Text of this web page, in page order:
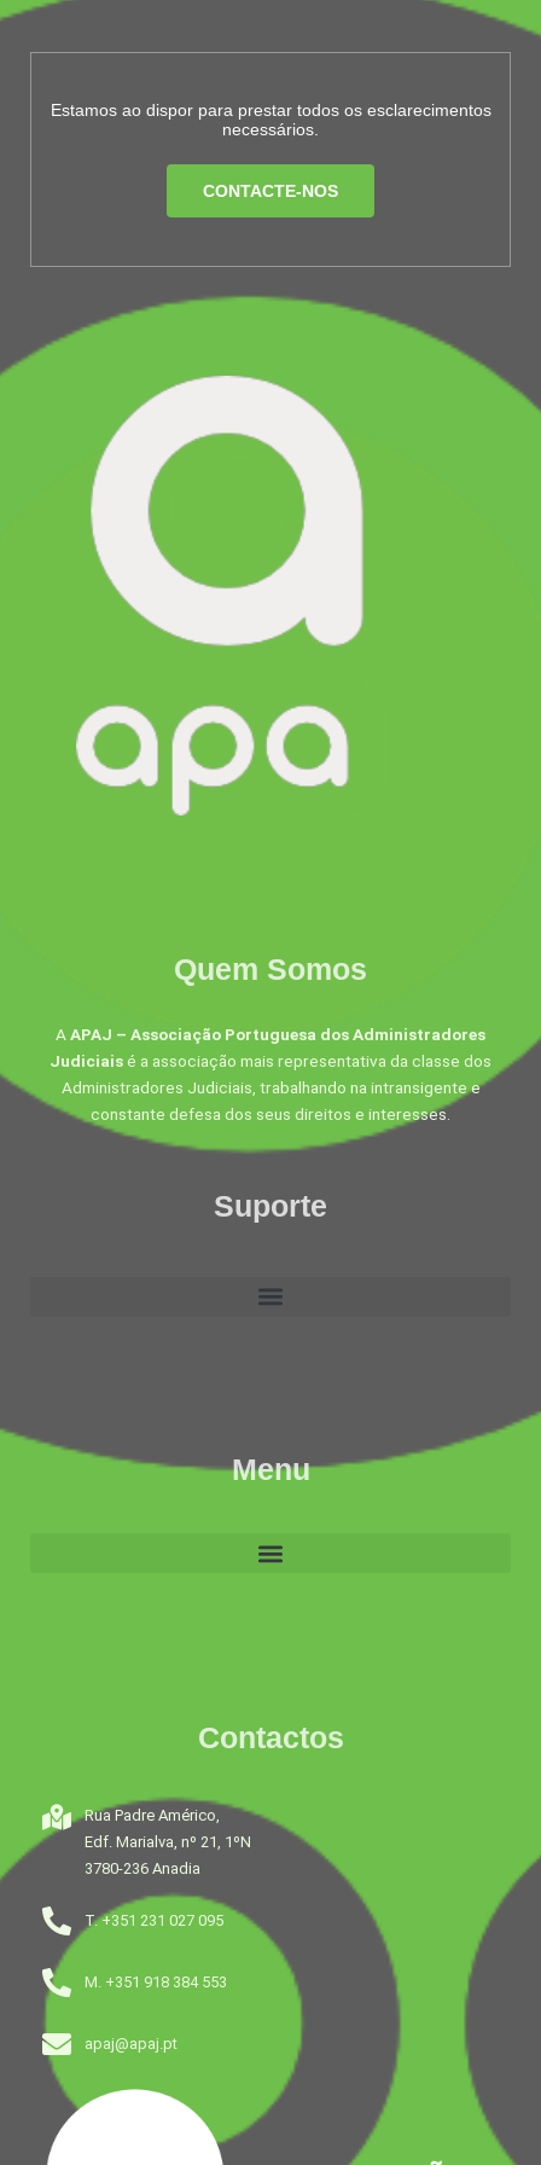
Estamos ao dispor para prestar todos os esclarecimentos
necessários.
CONTACTE-NOS
Quem Somos
AAPAJ – Associação Portuguesa dos Administradores
Judiciaisé a associação mais representativa da classe dos
Administradores Judiciais, trabalhando na intransigente e
constante defesa dos seus direitos e interesses.
Suporte
Menu
Contactos
Rua Padre Américo,
Edf. Marialva, nº 21, 1ºN
3780-236 Anadia
T. +351 231 027 095
M. +351 918 384 553
apaj@apaj.pt